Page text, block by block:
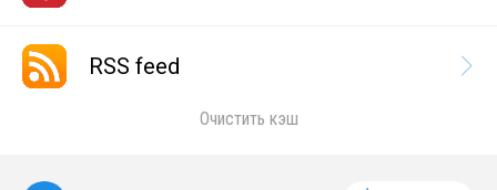
RSS feed
Очистить кэш